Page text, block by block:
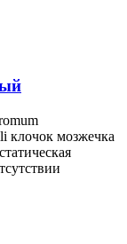
клочок мозжечка